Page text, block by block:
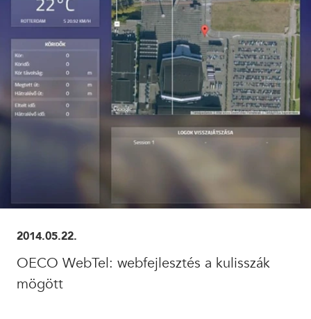
ELOLVASOM
2014.05.22.
OECO WebTel: webfejlesztés a kulisszák
mögött